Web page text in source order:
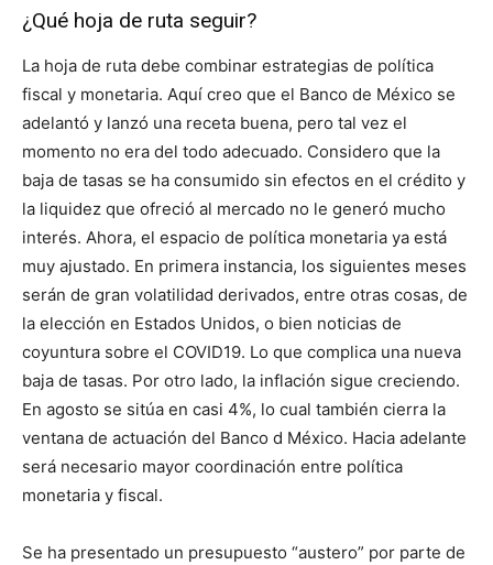
¿Qué hoja de ruta seguir?
La hoja de ruta debe combinar estrategias de política
fiscal y monetaria. Aquí creo que el Banco de México se
adelantó y lanzó una receta buena, pero tal vez el
momento no era del todo adecuado. Considero que la
baja de tasas se ha consumido sin efectos en el crédito y
la liquidez que ofreció al mercado no le generó mucho
interés. Ahora, el espacio de política monetaria ya está
muy ajustado. En primera instancia, los siguientes meses
serán de gran volatilidad derivados, entre otras cosas, de
la elección en Estados Unidos, o bien noticias de
coyuntura sobre el COVID19. Lo que complica una nueva
baja de tasas. Por otro lado, la inflación sigue creciendo.
En agosto se sitúa en casi 4%, lo cual también cierra la
ventana de actuación del Banco d México. Hacia adelante
será necesario mayor coordinación entre política
monetaria y fiscal.
Se ha presentado un presupuesto “austero” por parte de